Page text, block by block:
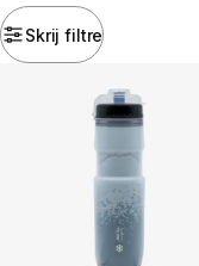
Skrij filtre